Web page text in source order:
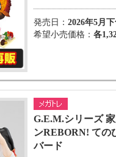
発売日： 2026年5月
希望小売価格： 各
G.E.M.シリーズ
ンREBORN! ての
バード